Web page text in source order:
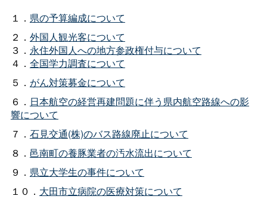
１． 県の予算編成について
２． 外国人観光客について
３． 永住外国人への地方参政権付与について
４． 全国学力調査について
５． がん対策募金について
６． 日本航空の経営再建問題に伴う県内航空路線への影
響について
７． 石見交通(株)のバス路線廃止について
８． 邑南町の養豚業者の汚水流出について
９． 県立大学生の事件について
１０． 大田市立病院の医療対策について